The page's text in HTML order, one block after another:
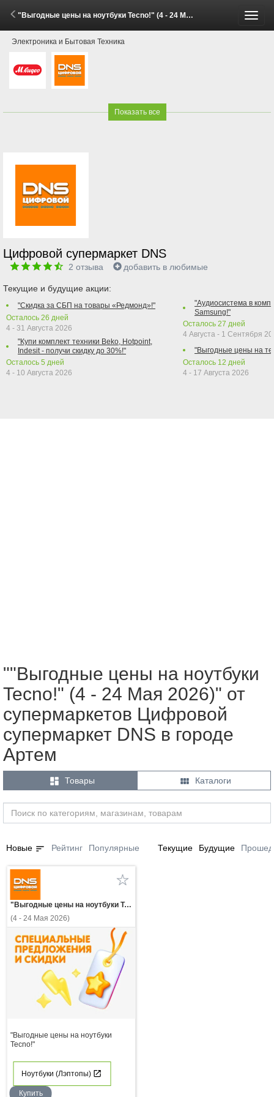
"Выгодные цены на ноутбуки Tecno!" (4 - 24 Мая 2026)
Электроника и Бытовая Техника
Показать все
Цифровой супермаркет DNS
2 отзыва добавить в любимые
Текущие и будущие акции:
"Скидка за СБП на товары «Редмонд»!"
Осталось 26 дней
4 - 31 Августа 2026
"Купи комплект техники Beko, Hotpoint,
Indesit - получи скидку до 30%!"
Осталось 5 дней
4 - 10 Августа 2026
"Аудиосистема в
Samsung!"
Осталось 27 дней
4 Августа - 1 Сентября
"Выгодные цены на
Осталось 12 дней
4 - 17 Августа 2026
""Выгодные цены на ноутбуки
Tecno!" (4 - 24 Мая 2026)" от
супермаркетов Цифровой
супермаркет DNS в городе
Артем
 Товары  Каталоги
Новые sort Рейтинг Популярные Текущие Будущие
"Выгодные цены на ноутбуки Tecno!"
(4 - 24 Мая 2026)
"Выгодные цены на ноутбуки
Tecno!"
Ноутбуки (Лэптопы)
Купить